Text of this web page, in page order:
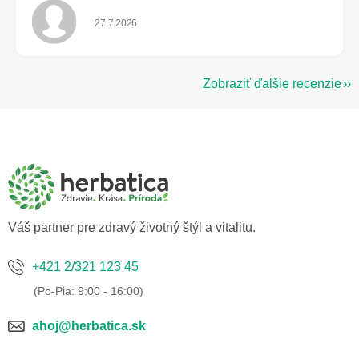
Hodnotenie obchodu je 5 z 5 hviezdičiek.
27.7.2026
Zobraziť ďalšie recenzie
Váš partner pre zdravý životný štýl a vitalitu.
+421 2/321 123 45
ahoj@herbatica.sk